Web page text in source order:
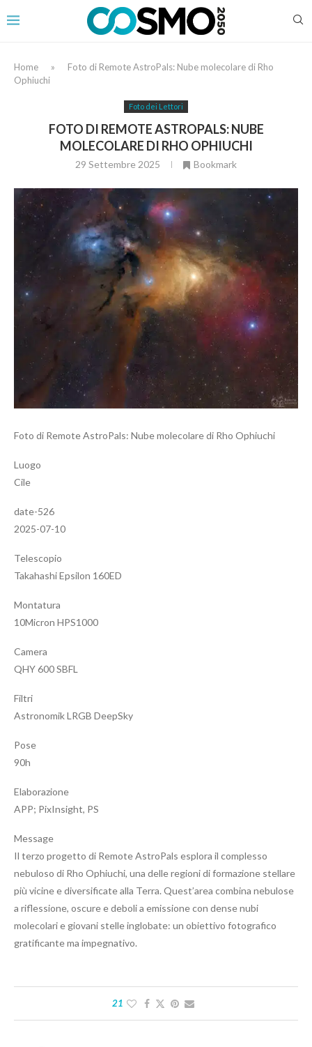
Home »
Foto di Remote AstroPals: Nube molecolare di Rho
Ophiuchi
Foto dei Lettori
FOTO DI REMOTE ASTROPALS: NUBE
MOLECOLARE DI RHO OPHIUCHI
29 Settembre 2025 Bookmark
Foto di Remote AstroPals: Nube molecolare di Rho Ophiuchi
Luogo
Cile
date-526
2025-07-10
Telescopio
Takahashi Epsilon 160ED
Montatura
10Micron HPS1000
Camera
QHY 600 SBFL
Filtri
Astronomik LRGB DeepSky
Pose
90h
Elaborazione
APP; PixInsight, PS
Message
Il terzo progetto di Remote AstroPals esplora il complesso
nebuloso di Rho Ophiuchi, una delle regioni di formazione stellare
più vicine e diversificate alla Terra. Quest’area combina nebulose
a riflessione, oscure e deboli a emissione con dense nubi
molecolari e giovani stelle inglobate: un obiettivo fotografico
gratificante ma impegnativo.
21